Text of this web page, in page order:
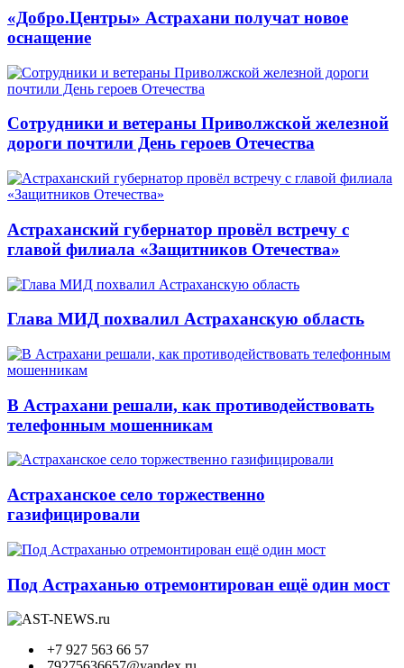
«Добро.Центры» Астрахани получат новое
оснащение
Сотрудники и ветераны Приволжской железной
дороги почтили День героев Отечества
Астраханский губернатор провёл встречу с
главой филиала «Защитников Отечества»
Глава МИД похвалил Астраханскую область
В Астрахани решали, как противодействовать
телефонным мошенникам
Астраханское село торжественно
газифицировали
Под Астраханью отремонтирован ещё один мост
+7 927 563 66 57